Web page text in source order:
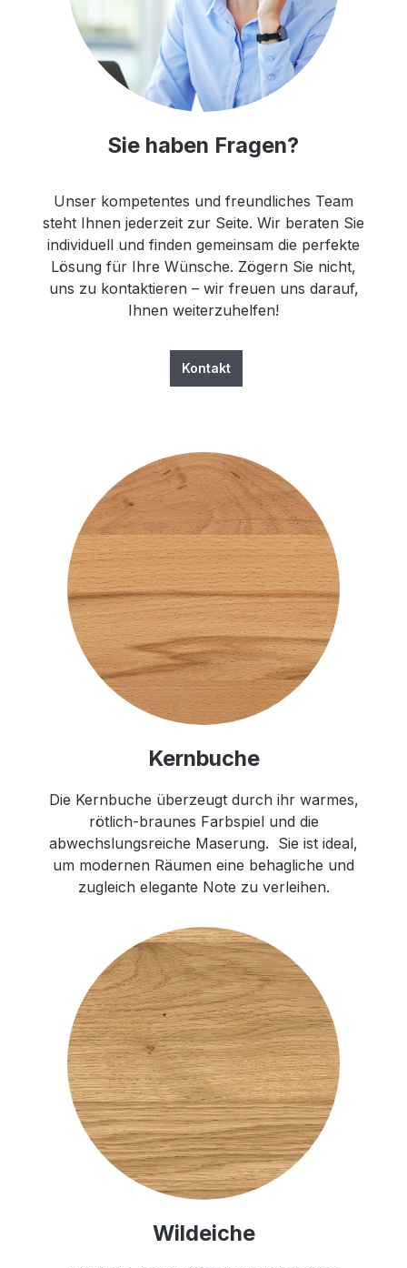
Sie haben Fragen?
Unser kompetentes und freundliches Team
steht Ihnen jederzeit zur Seite. Wir beraten Sie
individuell und finden gemeinsam die perfekte
Lösung für Ihre Wünsche. Zögern Sie nicht,
uns zu kontaktieren – wir freuen uns darauf,
Ihnen weiterzuhelfen!
Kontakt
Kernbuche
Die Kernbuche überzeugt durch ihr warmes,
rötlich-braunes Farbspiel und die
abwechslungsreiche Maserung. Sie ist ideal,
um modernen Räumen eine behagliche und
zugleich elegante Note zu verleihen.
Wildeiche